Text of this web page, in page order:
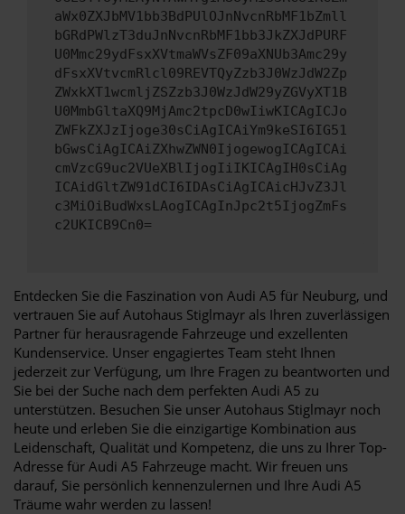
aWx0ZXJbMV1bb3BdPUlOJnNvcnRbMF1bZmll
bGRdPWlzT3duJnNvcnRbMF1bb3JkZXJdPURF
U0Mmc29ydFsxXVtmaWVsZF09aXNUb3Amc29y
dFsxXVtvcmRlcl09REVTQyZzb3J0WzJdW2Zp
ZWxkXT1wcmljZSZzb3J0WzJdW29yZGVyXT1B
U0MmbGltaXQ9MjAmc2tpcD0wIiwKICAgICJo
ZWFkZXJzIjoge30sCiAgICAiYm9keSI6IG51
bGwsCiAgICAiZXhwZWN0IjogewogICAgICAi
cmVzcG9uc2VUeXBlIjogIiIKICAgIH0sCiAg
ICAidGltZW91dCI6IDAsCiAgICAicHJvZ3Jl
c3MiOiBudWxsLAogICAgInJpc2t5IjogZmFs
c2UKICB9Cn0=
Entdecken Sie die Faszination von Audi A5 für Neuburg, und
vertrauen Sie auf Autohaus Stiglmayr als Ihren zuverlässigen
Partner für herausragende Fahrzeuge und exzellenten
Kundenservice. Unser engagiertes Team steht Ihnen
jederzeit zur Verfügung, um Ihre Fragen zu beantworten und
Sie bei der Suche nach dem perfekten Audi A5 zu
unterstützen. Besuchen Sie unser Autohaus Stiglmayr noch
heute und erleben Sie die einzigartige Kombination aus
Leidenschaft, Qualität und Kompetenz, die uns zu Ihrer Top-
Adresse für Audi A5 Fahrzeuge macht. Wir freuen uns
darauf, Sie persönlich kennenzulernen und Ihre Audi A5
Träume wahr werden zu lassen!